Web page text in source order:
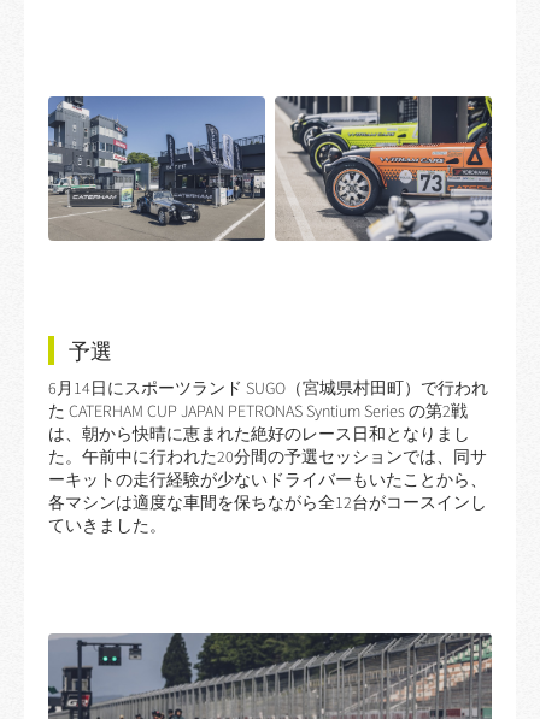
予選
6月14日にスポーツランド SUGO（宮城県村田町）で行われ
た CATERHAM CUP JAPAN PETRONAS Syntium Series の第2戦
は、朝から快晴に恵まれた絶好のレース日和となりまし
た。午前中に行われた20分間の予選セッションでは、同サ
ーキットの走行経験が少ないドライバーもいたことから、
各マシンは適度な車間を保ちながら全12台がコースインし
ていきました。